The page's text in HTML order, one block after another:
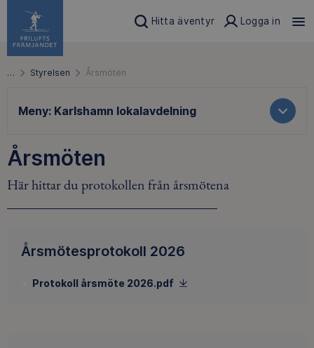
Hitta äventyr Logga in
… Styrelsen Årsmöten
Meny: Karlshamn lokalavdelning
Årsmöten
Här hittar du protokollen från årsmötena
Årsmötesprotokoll 2026
Protokoll årsmöte 2026.pdf